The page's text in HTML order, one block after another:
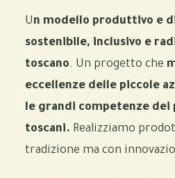
Un modello produttivo e
sostenibile, inclusivo e
toscano. Un progetto che
eccellenze delle piccole
le grandi competenze
toscani. Realizziamo
tradizione ma con